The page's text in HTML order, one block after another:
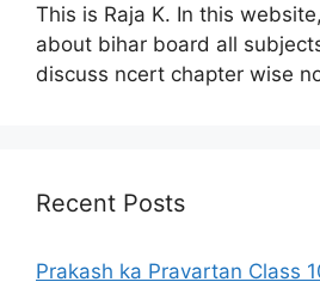
This is Raja K. In this
about bihar board all
discuss ncert chapter wise
Recent Posts
Prakash ka Pravartan Class